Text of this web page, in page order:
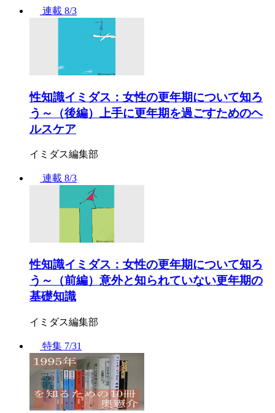
連載 8/3
性知識イミダス：女性の更年期について知ろ
う～（後編）上手に更年期を過ごすためのヘ
ルスケア
イミダス編集部
連載 8/3
性知識イミダス：女性の更年期について知ろ
う～（前編）意外と知られていない更年期の
基礎知識
イミダス編集部
特集 7/31